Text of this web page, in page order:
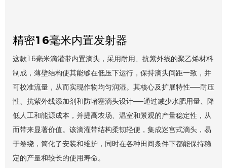
精密16毫米内置发射器
这款16毫米滴灌带内置滴头，采用耐用、抗紫外线的聚乙烯材料
制成，薄壁结构使其能够在低压下运行，保持滴头间距一致，并
可校准流量，从而实现作物均匀润湿。其核心及扩展特性——耐压
性、抗紫外线添加剂和防堵塞滴头设计——通过减少水肥用量、降
低人工和能源成本，并提高农场、温室和景观的产量稳定性，从
而带来显著价值。该滴灌带结构柔韧轻便，集成迷宫式滴头，易
于卷绕，简化了安装和维护，同时在各种田间条件下都能保持稳
定的产量和较长的使用寿命。